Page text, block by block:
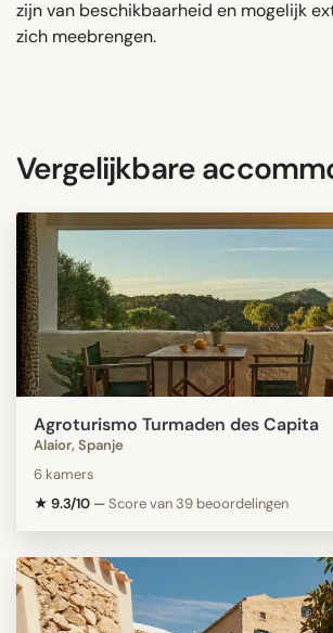
zijn van beschikbaarheid en mogelijk
zich meebrengen.
Vergelijkbare
Agroturismo Turmaden des Capita
Alaior, Spanje
6 kamers
★ 9.3/10 —Score van 39 beoordelingen